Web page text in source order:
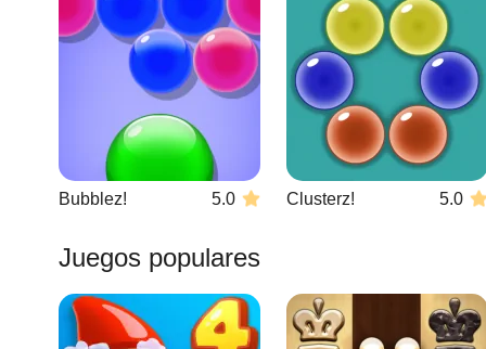
Bubblez! 5.0 Clusterz! 5.0
Juegos populares